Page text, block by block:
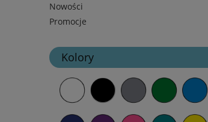
Nowości
Promocje
Kolory